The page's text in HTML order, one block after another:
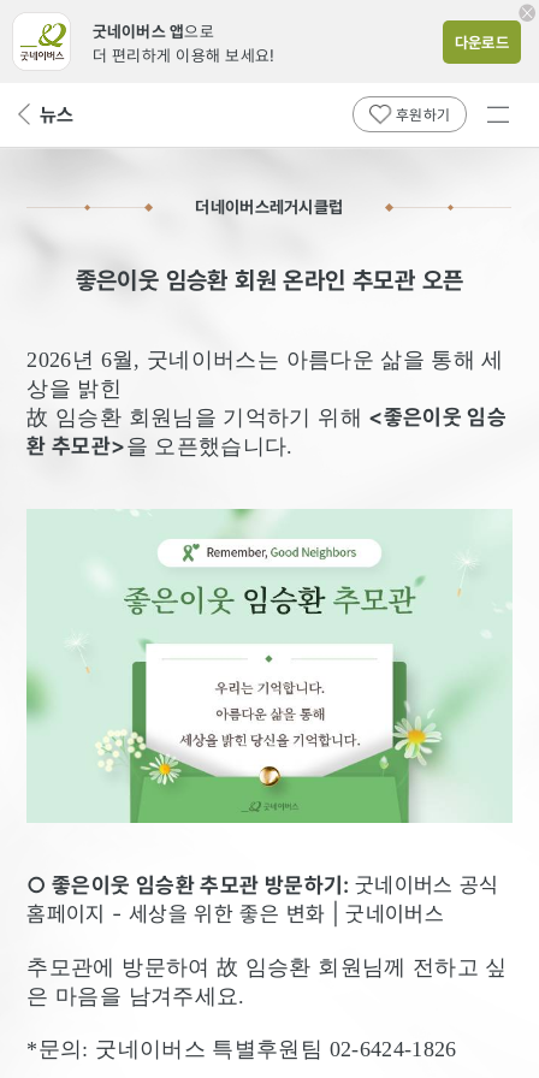
굿네이버스 앱으로
더 편리하게 이용해 보세요!
다운로드
뒤
로
뉴스 후원하기
전체
더네이버스레거시클럽
좋은이웃 임승환 회원 온라인 추모관 오픈
2026년 6월, 굿네이버스는 아름다운 삶을 통해 세
상을 밝힌
故 임승환 회원님을 기억하기 위해 <좋은이웃 임승
환 추모관>을 오픈했습니다.
○ 좋은이웃 임승환 추모관 방문하기: 굿네이버스 공식
홈페이지 - 세상을 위한 좋은 변화 | 굿네이버스
추모관에 방문하여 故 임승환 회원님께 전하고 싶
은 마음을 남겨주세요.
*문의: 굿네이버스 특별후원팀 02-6424-1826